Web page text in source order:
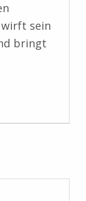
wirft sein
bringt